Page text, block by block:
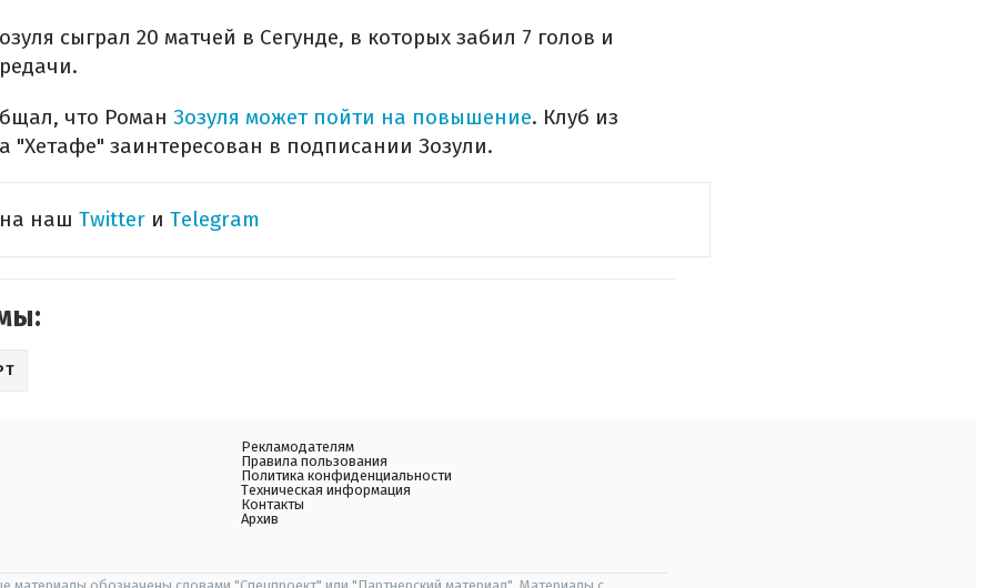
сыграл 20 матчей в Сегунде, в которых забил 7 голов и
что Роман Зозуля может пойти на повышение. Клуб из
"Хетафе" заинтересован в подписании Зозули.
наш Twitter и Telegram
Рекламодателям
Правила пользования
Политика конфиденциальности
Техническая информация
Контакты
Архив